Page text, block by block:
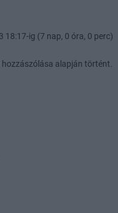
18:17-ig (7 nap, 0 óra, 0 perc)
alapján történt.